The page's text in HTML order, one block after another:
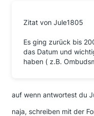
Zitat von Jule1805
Es ging zurück bis
das Datum und
haben ( z.B.
auf wenn antwortest du
naja, schreiben mit der